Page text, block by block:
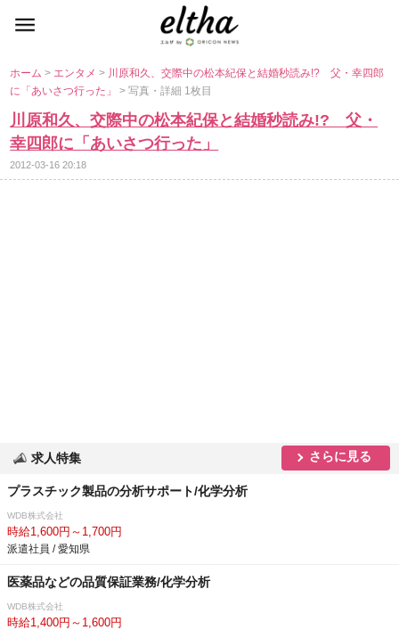
ホーム> エンタメ> 川原和久、交際中の松本紀保と結婚秒読み!? 父・幸四郎
に「あいさつ行った」> 写真・詳細 1枚目
川原和久、交際中の松本紀保と結婚秒読み!? 父・
幸四郎に「あいさつ行った」
2012-03-16 20:18
求人特集 さらに見る
プラスチック製品の分析サポート/化学分析
WDB株式会社
時給1,600円～1,700円
派遣社員 / 愛知県
医薬品などの品質保証業務/化学分析
WDB株式会社
時給1,400円～1,600円